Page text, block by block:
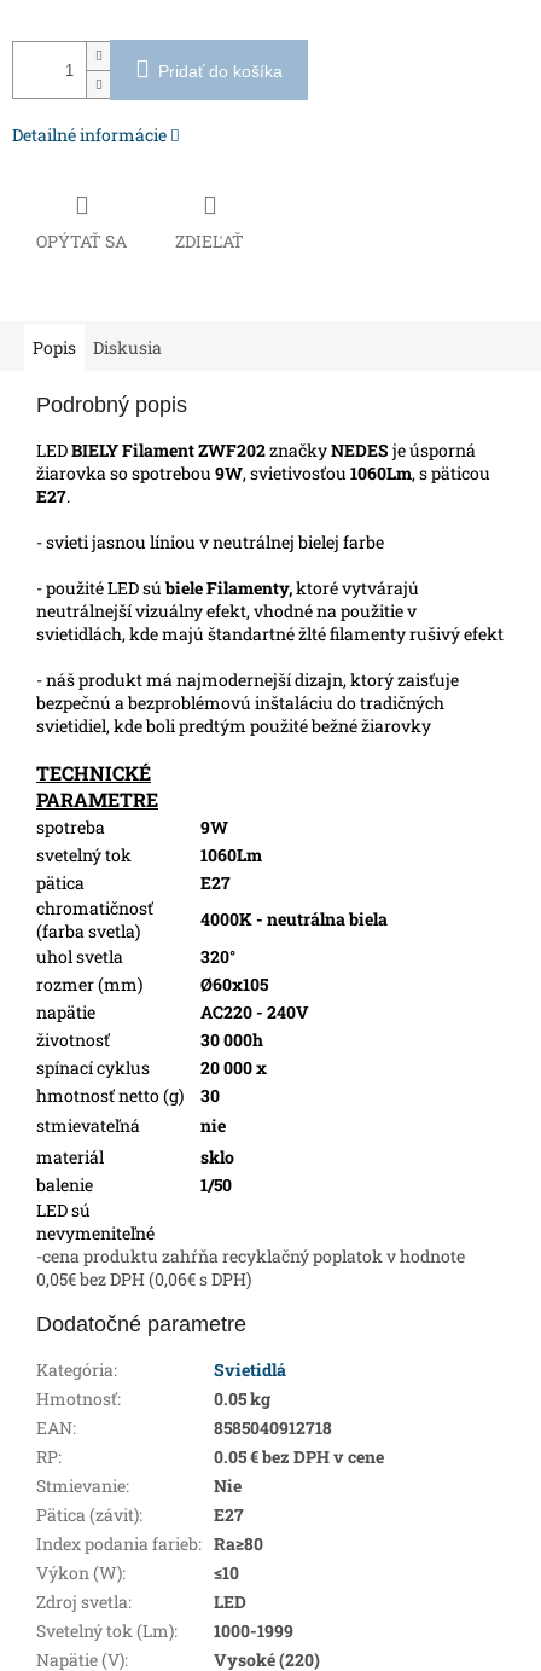
Pridať do košíka
Detailné informácie
OPÝTAŤ SA ZDIEĽAŤ
Popis Diskusia
Podrobný popis
LEDBIELY Filament ZWF202značkyNEDES je úsporná
žiarovka so spotrebou 9W, svietivosťou 1060Lm, s päticou
E27.
- svieti jasnou líniou v neutrálnej bielej farbe
- použité LED súbieleFilamenty,ktoré vytvárajú
neutrálnejší vizuálny efekt, vhodné na použitie v
svietidlách, kde majú štandartné žlté filamenty rušivý efekt
- náš produkt má najmodernejší dizajn, ktorý zaisťuje
bezpečnú a bezproblémovú inštaláciu do tradičných
svietidiel, kde boli predtým použité bežné žiarovky
TECHNICKÉ
PARAMETRE
spotreba
9W
svetelný tok
1060Lm
pätica
E27
chromatičnosť
(farba svetla)
4000K - neutrálna biela
uhol svetla
320°
rozmer (mm)
Ø60x105
napätie
AC220 - 240V
životnosť
30 000h
spínací cyklus
20 000 x
hmotnosť netto (g)
30
stmievateľná
nie
materiál
sklo
balenie
1/50
LED sú
nevymeniteľné
-cena produktu zahŕňa recyklačný poplatok v hodnote
0,05€ bez DPH (0,06€ s DPH)
Dodatočné parametre
Kategória:
Svietidlá
Hmotnosť:
0.05 kg
EAN:
8585040912718
RP:
0.05 € bez DPH v cene
Stmievanie:
Nie
Pätica (závit):
E27
Index podania farieb: Ra≥80
Výkon (W):
≤10
Zdroj svetla:
LED
Svetelný tok (Lm):
1000-1999
Napätie (V): Vysoké (220)